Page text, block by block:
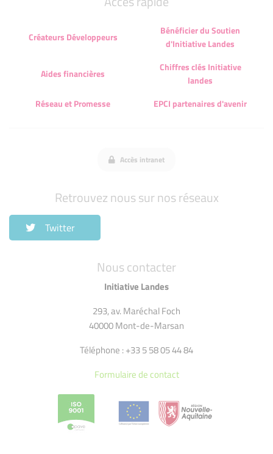
Nous contacter
Initiative Landes
293, av. Maréchal Foch
40000 Mont-de-Marsan
Téléphone : +33 5 58 05 44 84
Formulaire de contact
Créateurs Développeurs
Bénéficier du Soutien
d'Initiative Landes
Aides financières
Chiffres clés Initiative
landes
Réseau et Promesse
EPCI partenaires d'avenir
Accès intranet
Retrouvez nous sur nos réseaux
Twitter